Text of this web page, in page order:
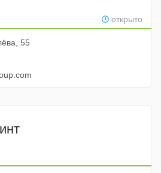
открыто
55